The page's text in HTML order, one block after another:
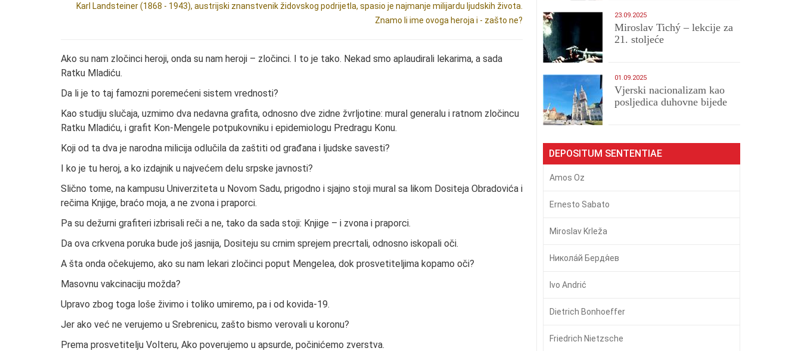
Karl Landsteiner (1868 - 1943), austrijski znanstvenik židovskog podrijetla, spasio je najmanje milijardu ljudskih života.
Znamo li ime ovoga heroja i - zašto ne?
Ako su nam zločinci heroji, onda su nam heroji – zločinci. I to je tako. Nekad smo aplaudirali lekarima, a sada
Ratku Mladiću.
Da li je to taj famozni poremećeni sistem vrednosti?
Kao studiju slučaja, uzmimo dva nedavna grafita, odnosno dve zidne žvrljotine: mural generalu i ratnom zločincu
Ratku Mladiću, i grafit Kon-Mengele potpukovniku i epidemiologu Predragu Konu.
Koji od ta dva je narodna milicija odlučila da zaštiti od građana i ljudske savesti?
I ko je tu heroj, a ko izdajnik u najvećem delu srpske javnosti?
Slično tome, na kampusu Univerziteta u Novom Sadu, prigodno i sjajno stoji mural sa likom Dositeja Obradovića i
rečima Knjige, braćo moja, a ne zvona i praporci.
Pa su dežurni grafiteri izbrisali reči a ne, tako da sada stoji: Knjige – i zvona i praporci.
Da ova crkvena poruka bude još jasnija, Dositeju su crnim sprejem precrtali, odnosno iskopali oči.
A šta onda očekujemo, ako su nam lekari zločinci poput Mengelea, dok prosvetiteljima kopamo oči?
Masovnu vakcinaciju možda?
Upravo zbog toga loše živimo i toliko umiremo, pa i od kovida-19.
Jer ako već ne verujemo u Srebrenicu, zašto bismo verovali u koronu?
Prema prosvetitelju Volteru, Ako poverujemo u apsurde, počinićemo zverstva.
23.09.2025
Miroslav Tichý – lekcije za
21. stoljeće
01.09.2025
​Vjerski nacionalizam kao
posljedica duhovne bijede
DEPOSITUM SENTENTIAE
Amos Oz
Ernesto Sabato
Miroslav Krleža
Никола́й Бердя́ев
Ivo Andrić
Dietrich Bonhoeffer
Friedrich Nietzsche